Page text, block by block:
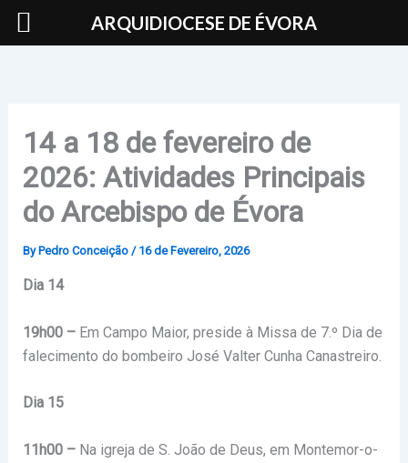
Skip
14 a 18 de fevereiro de
2026: Atividades Principais
do Arcebispo de Évora
By Pedro Conceição / 16 de Fevereiro, 2026
Dia 14
19h00 –Em Campo Maior, preside à Missa de 7.º Dia de
falecimento do bombeiro José Valter Cunha Canastreiro.
Dia 15
11h00 –Na igreja de S. João de Deus, em Montemor-o-
ARQUIDIOCESE DE ÉVORA